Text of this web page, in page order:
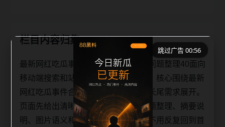
栏目内容归集
最新网红吃瓜事件合集爆料合集相关问题整理40面向
移动端搜索和站内连续阅读场景整理，核心围绕最新
网红吃瓜事件合集、爆料合集和相关长尾需求展开。
页面先给出清晰主题，再补充相关问题整理、摘要说
明、图片语义和可点击入口，让用户不用反复回到首
跳过广告 00:56